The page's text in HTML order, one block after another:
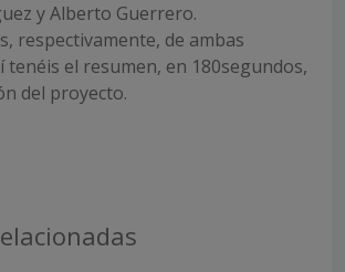
y Alberto Guerrero.
respectivamente, de ambas
tenéis el resumen, en 180segundos,
del proyecto.